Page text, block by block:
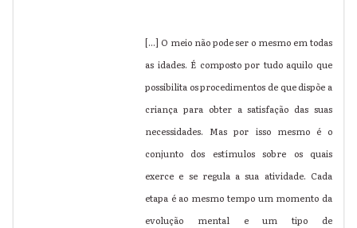
[...] O meio não pode ser o mesmo em todas
as idades. É composto por tudo aquilo que
possibilita os procedimentos de que dispõe a
criança para obter a satisfação das suas
necessidades. Mas por isso mesmo é o
conjunto dos estímulos sobre os quais
exerce e se regula a sua atividade. Cada
etapa é ao mesmo tempo um momento da
evolução mental e um tipo de